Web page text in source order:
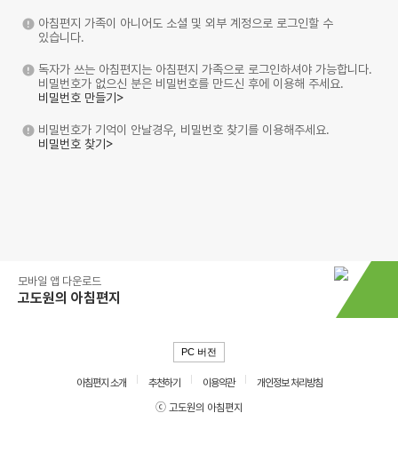
아침편지 가족이 아니어도 소셜 및 외부 계정으로 로그인할 수
있습니다.
독자가 쓰는 아침편지는 아침편지 가족으로 로그인하셔야 가능합니다.
비밀번호가 없으신 분은 비밀번호를 만드신 후에 이용해 주세요.
비밀번호 만들기>
비밀번호가 기억이 안날경우, 비밀번호 찾기를 이용해주세요.
비밀번호 찾기>
모바일 앱 다운로드
고도원의 아침편지
PC 버전
아침편지 소개 추천하기 이용약관
개인정보 처리방침
ⓒ 고도원의 아침편지